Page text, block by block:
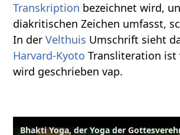
Transkription bezeichnet wird,
diakritischen Zeichen umfasst,
In derVelthuis Umschrift sieht
Harvard-Kyoto Transliteration ist
wird geschrieben vap.
Bhakti Yoga, der Yoga der